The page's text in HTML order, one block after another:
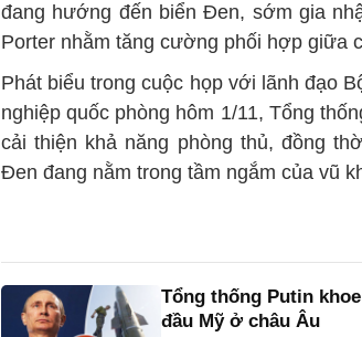
đang hướng đến biển Đen, sớm gia
Porter nhằm tăng cường phối hợp giữa
Phát biểu trong cuộc họp với lãnh đạo
nghiệp quốc phòng hôm 1/11, Tổng
cải thiện khả năng phòng thủ, đồng
Đen đang nằm trong tầm ngắm của vũ
Tổng thống Putin
đầu Mỹ ở châu Âu